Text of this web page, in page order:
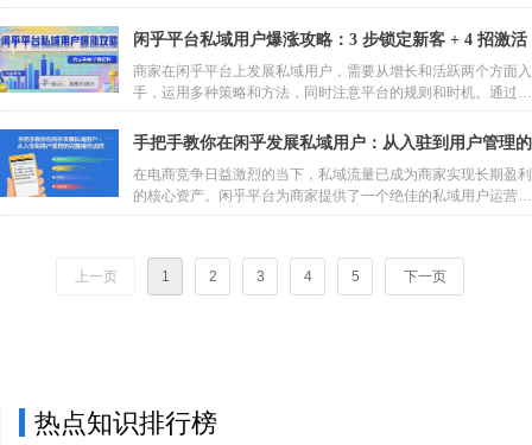
式，能够从多个维度实现收益增长；长效的收益机制保障了您的
持续盈利，让您的努力能够产生长期的价值；便捷的运营体验降
低了您的运营成本和难度，让您能够更高效地开展业务。
闲乎平台私域用户爆涨攻略：3 步锁定新客 + 4 招激活
老客，抢占平台早期红利
商家在闲乎平台上发展私域用户，需要从增长和活跃两个方面入
手，运用多种策略和方法，同时注意平台的规则和时机。通过全
渠道的活动发布和分享，扩大用户基数；通过精细化的运营和贴
心的服务，提升用户粘性。抓住闲乎平台推广的早期机会，快速
重提升，为自己的业务发展奠定坚实的基础。
手把手教你在闲乎发展私域用户：从入驻到用户管理的
完整操作流程
在电商竞争日益激烈的当下，私域流量已成为商家实现长期盈利
的核心资产。闲乎平台为商家提供了一个绝佳的私域用户运营场
景，商家不仅能通过平台活动直接获利，更能借助私域用户的长
参加自己组织的活动时，平台终身免佣金；而私域用户参加其他
商家活动，商家还能赚取 60-80% 的长期佣金分成。接下来，本
上一页 1 2 3 4 5 下一页
热点知识排行榜